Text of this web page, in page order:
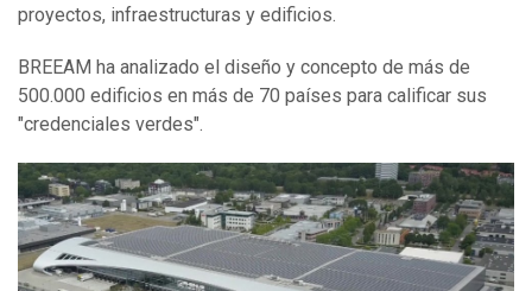
proyectos, infraestructuras y edificios.
BREEAM ha analizado el diseño y concepto de más de
500.000 edificios en más de 70 países para calificar sus
"credenciales verdes".